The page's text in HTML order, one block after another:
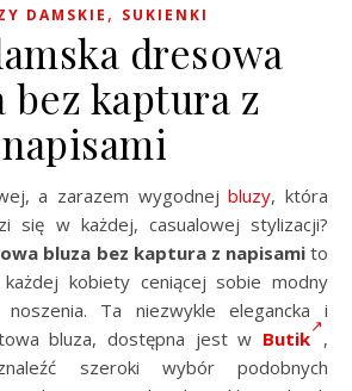
DAMSKIE , SUKIENKI
dresowa
bez kaptura z
napisami
a zarazem wygodnejbluzy, która
się w każdej, casualowej stylizacji?
bluza bez kaptura z napisamito
kobiety ceniącej sobie modny
Ta niezwykle elegancka i
bluza, dostępna jest w Butik ,
szeroki wybór podobnych